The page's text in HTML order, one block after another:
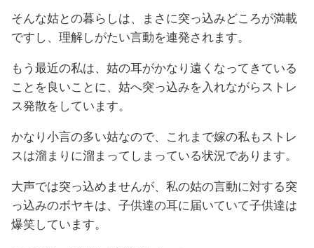
そんな姑との暮らしは、まさに突っ込みどころが満載
ですし、理解しがたい言動を連発されます。
もう最近の私は、姑の耳がかなり遠くなってきている
ことを良いことに、姑へ突っ込みを入れながらストレ
ス発散をしています。
かなり小言の多い姑なので、これまで嫁の私もストレ
スは溜まりに溜まってしまっている状況であります。
大声では突っ込めませんが、私の姑の言動に対する突
っ込みのボヤキは、子供達の耳に届いていて子供達は
爆笑しています。